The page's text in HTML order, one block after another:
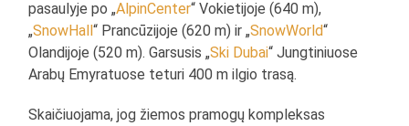
pasaulyje po „AlpinCenter“ Vokietijoje (640 m),
„SnowHall“ Prancūzijoje (620 m) ir „SnowWorld“
Olandijoje (520 m). Garsusis „Ski Dubai“ Jungtiniuose
Arabų Emyratuose teturi 400 m ilgio trasą.
Skaičiuojama, jog žiemos pramogų kompleksas